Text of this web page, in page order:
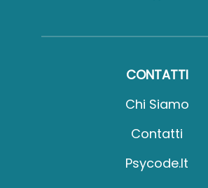
CONTATTI
Chi Siamo
Contatti
Psycode.it